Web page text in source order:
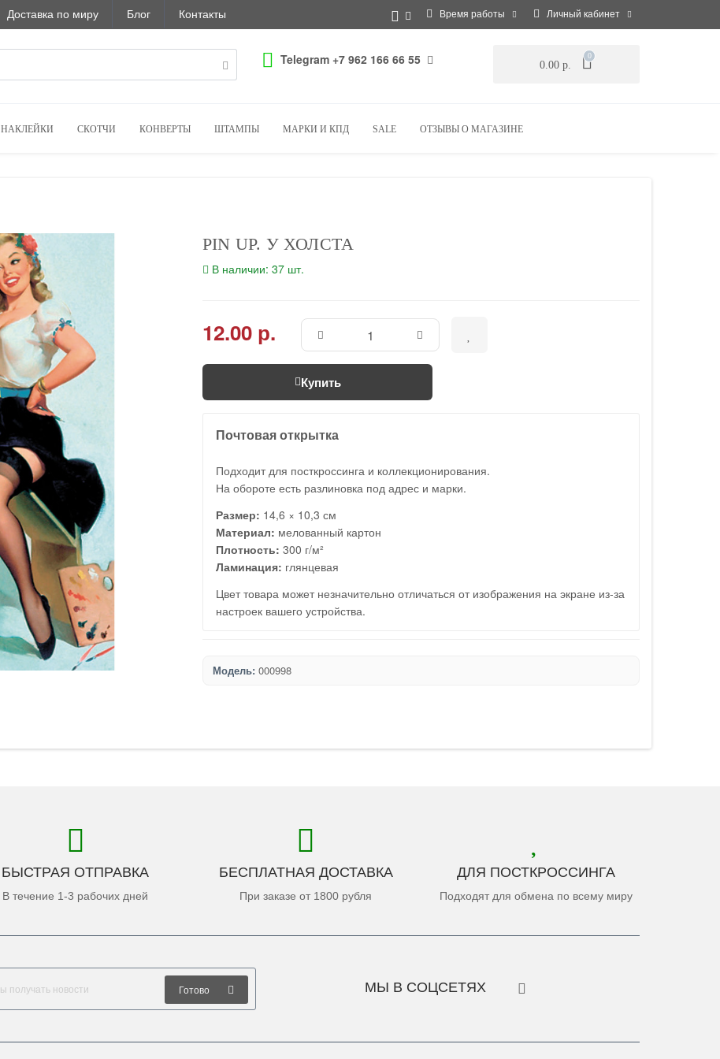
Доставка по миру Блог Контакты Время работы Личный кабинет
Telegram +7 962 166 66 55 0.00 р.
0
НАКЛЕЙКИ СКОТЧИ КОНВЕРТЫ ШТАМПЫ МАРКИ И КПД SALE ОТЗЫВЫ О МАГАЗИНЕ
PIN UP. У ХОЛСТА
В наличии: 37 шт.
12.00 р.
Купить
Почтовая открытка
Подходит для посткроссинга и коллекционирования.
На обороте есть разлиновка под адрес и марки.
Размер: 14,6 × 10,3 см
Материал: мелованный картон
Плотность: 300 г/м²
Ламинация: глянцевая
Цвет товара может незначительно отличаться от изображения на экране из-за
настроек вашего устройства.
Модель: 000998
БЫСТРАЯ ОТПРАВКА
В течение 1-3 рабочих дней
БЕСПЛАТНАЯ ДОСТАВКА
При заказе от 1800 рубля
ДЛЯ ПОСТКРОССИНГА
Подходят для обмена по всему миру
Готово МЫ В СОЦСЕТЯХ